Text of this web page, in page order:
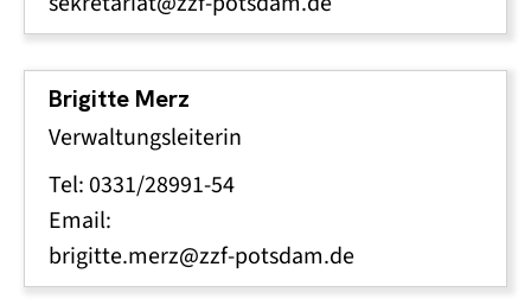
Brigitte Merz
Verwaltungsleiterin
Tel: 0331/28991-54
Email:
brigitte.merz@zzf-potsdam.de